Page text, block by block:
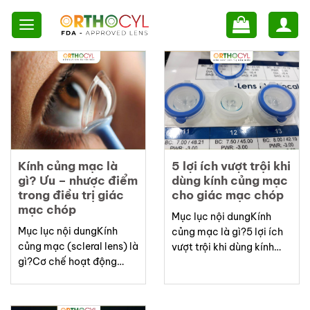
Kính củng mạc là
gì? Ưu – nhược điểm
trong điều trị giác
mạc chóp
Mục lục nội dungKính
củng mạc (scleral lens) là
gì?Cơ chế hoạt động
của kính củng mạc1. Cải
5 lợi ích vượt trội khi
dùng kính củng mạc
cho giác mạc chóp
Mục lục nội dungKính
củng mạc là gì?5 lợi ích
vượt trội khi dùng kính